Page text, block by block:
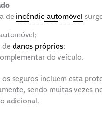
de incêndio automóvel
dedanos próprios;
do veículo.
os seguros incluem esta
sendo muitas vezes
adicional.